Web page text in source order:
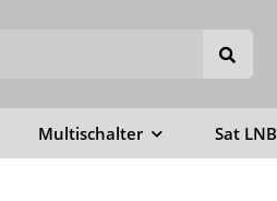
Multischalter Sat LNB